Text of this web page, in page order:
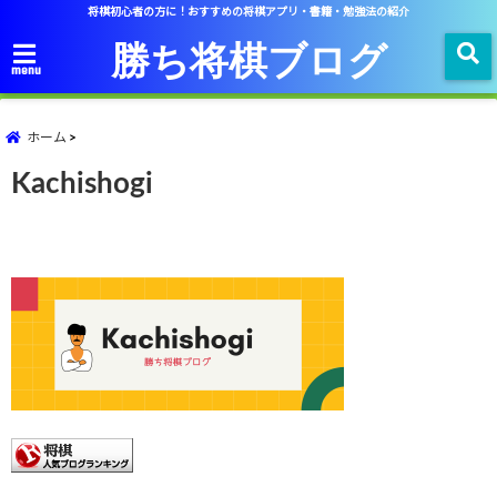
将棋初心者の方に！おすすめの将棋アプリ・書籍・勉強法の紹介
menu 勝ち将棋ブログ
ホーム
Kachishogi